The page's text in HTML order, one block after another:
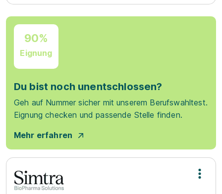
90%
Eignung
Du bist noch unentschlossen?
Geh auf Nummer sicher mit unserem Berufswahltest.
Eignung checken und passende Stelle finden.
Mehr erfahren